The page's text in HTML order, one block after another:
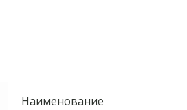
Наименование